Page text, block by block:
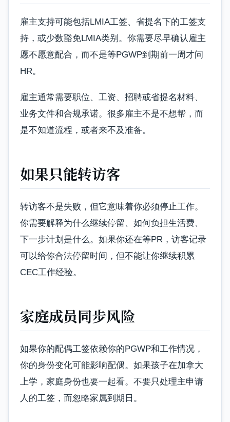
雇主支持可能包括LMIA工签、省提名下的工签支
持，或少数豁免LMIA类别。你需要尽早确认雇主
愿不愿意配合，而不是等PGWP到期前一周才问
HR。
雇主通常需要职位、工资、招聘或省提名材料、
业务文件和合规承诺。很多雇主不是不想帮，而
是不知道流程，或者来不及准备。
如果只能转访客
转访客不是失败，但它意味着你必须停止工作。
你需要解释为什么继续停留、如何负担生活费、
下一步计划是什么。如果你还在等PR，访客记录
可以给你合法停留时间，但不能让你继续积累
CEC工作经验。
家庭成员同步风险
如果你的配偶工签依赖你的PGWP和工作情况，
你的身份变化可能影响配偶。如果孩子在加拿大
上学，家庭身份也要一起看。不要只处理主申请
人的工签，而忽略家属到期日。